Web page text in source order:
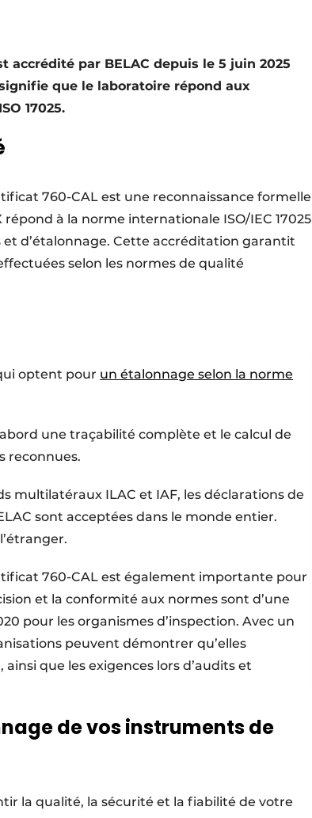
accrédité par BELAC depuis le 5 juin 2025
que le laboratoire répond aux
17025.
760-CAL est une reconnaissance formelle
à la norme internationale ISO/IEC 17025
et d’étalonnage. Cette accréditation garantit
selon les normes de qualité
optent pour un étalonnage selon la norme
une traçabilité complète et le calcul de
reconnues.
multilatéraux ILAC et IAF, les déclarations de
sont acceptées dans le monde entier.
760-CAL est également importante pour
et la conformité aux normes sont d’une
pour les organismes d’inspection. Avec un
peuvent démontrer qu’elles
que les exigences lors d’audits et
de vos instruments de
la qualité, la sécurité et la fiabilité de votre